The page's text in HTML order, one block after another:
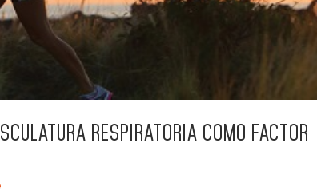
RESPIRATORIA COMO FACTOR